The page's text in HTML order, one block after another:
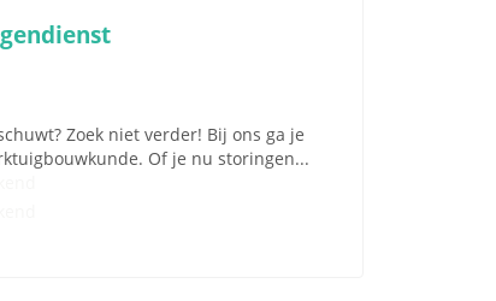
Zoek niet verder! Bij ons ga je
Of je nu storingen...